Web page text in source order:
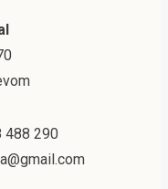
488 290